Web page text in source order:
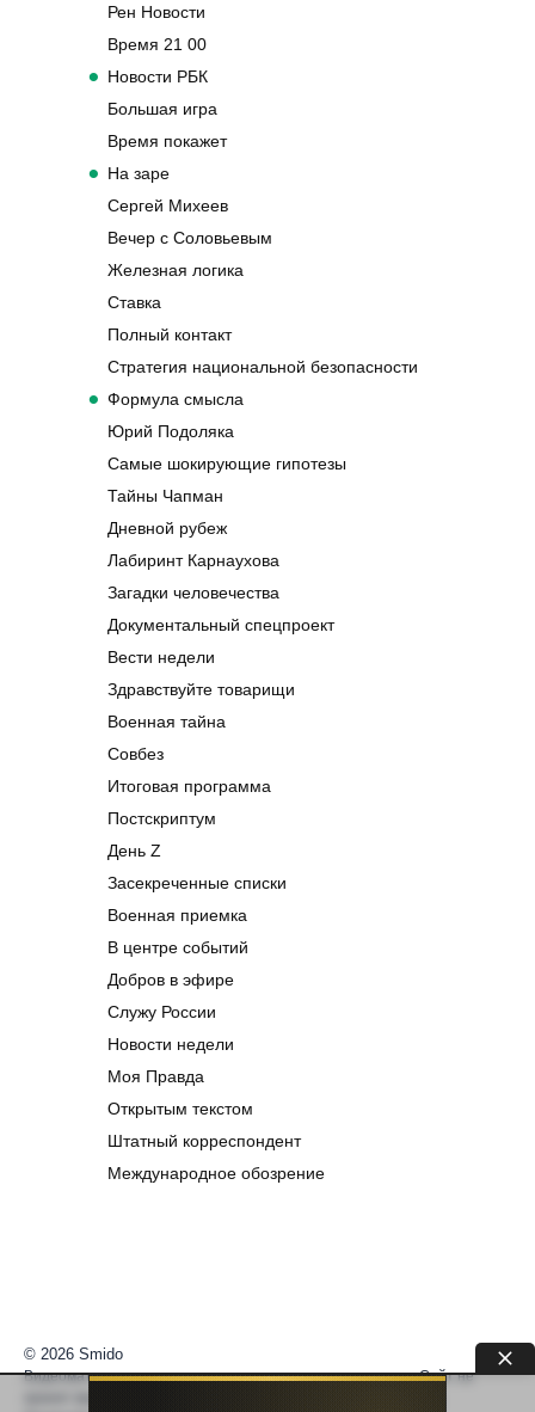
Рен Новости
Время 21 00
Новости РБК
Большая игра
Время покажет
На заре
Сергей Михеев
Вечер с Соловьевым
Железная логика
Ставка
Полный контакт
Стратегия национальной безопасности
Формула смысла
Юрий Подоляка
Самые шокирующие гипотезы
Тайны Чапман
Дневной рубеж
Лабиринт Карнаухова
Загадки человечества
Документальный спецпроект
Вести недели
Здравствуйте товарищи
Военная тайна
Совбез
Итоговая программа
Постскриптум
День Z
Засекреченные списки
Военная приемка
В центре событий
Добров в эфире
Служу России
Новости недели
Моя Правда
Открытым текстом
Штатный корреспондент
Международное обозрение
© 2026 Smido
Видеоматериалы встраиваются из открытых источников. Сайт не